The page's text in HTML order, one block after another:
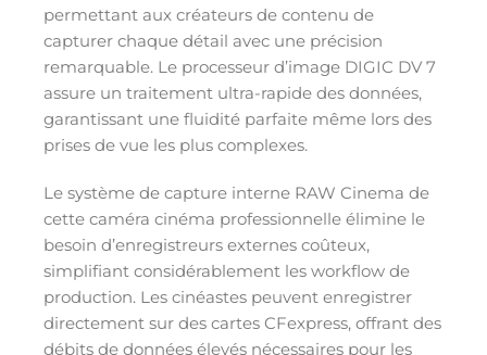
permettant aux créateurs de contenu de
capturer chaque détail avec une précision
remarquable. Le processeur d’image DIGIC DV 7
assure un traitement ultra-rapide des données,
garantissant une fluidité parfaite même lors des
prises de vue les plus complexes.
Le système de capture interne RAW Cinema de
cette caméra cinéma professionnelle élimine le
besoin d’enregistreurs externes coûteux,
simplifiant considérablement les workflow de
production. Les cinéastes peuvent enregistrer
directement sur des cartes CFexpress, offrant des
débits de données élevés nécessaires pour les